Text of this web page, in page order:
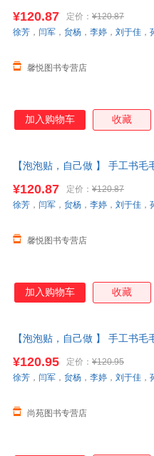
当当客服
¥120.87 定价： ¥120.87
馨悦图书专营店
徐芳 ， 闫军 ， 贠杨 ， 李婷 ， 刘于佳 ，
加入购物车 收藏
【泡泡贴，自己做 】 手工书
当当客服
¥120.87 定价： ¥120.87
馨悦图书专营店
徐芳 ， 闫军 ， 贠杨 ， 李婷 ， 刘于佳 ，
加入购物车 收藏
【泡泡贴，自己做 】 手工书
货【让您无忧购物】
¥120.95 定价： ¥120.95
尚苑图书专营店
徐芳 ， 闫军 ， 贠杨 ， 李婷 ， 刘于佳 ，